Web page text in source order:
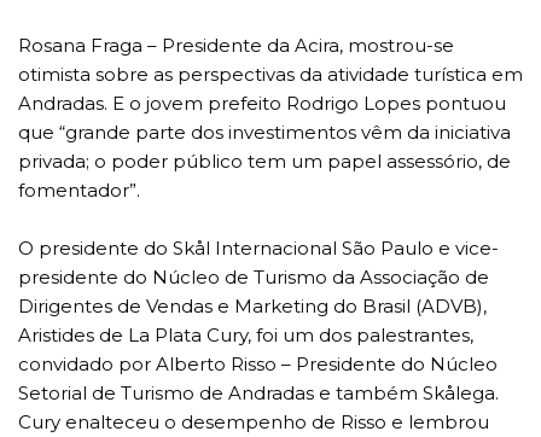
Rosana Fraga – Presidente da Acira, mostrou-se
otimista sobre as perspectivas da atividade turística em
Andradas. E o jovem prefeito Rodrigo Lopes pontuou
que “grande parte dos investimentos vêm da iniciativa
privada; o poder público tem um papel assessório, de
fomentador”.
O presidente do Skål Internacional São Paulo e vice-
presidente do Núcleo de Turismo da Associação de
Dirigentes de Vendas e Marketing do Brasil (ADVB),
Aristides de La Plata Cury, foi um dos palestrantes,
convidado por Alberto Risso – Presidente do Núcleo
Setorial de Turismo de Andradas e também Skålega.
Cury enalteceu o desempenho de Risso e lembrou